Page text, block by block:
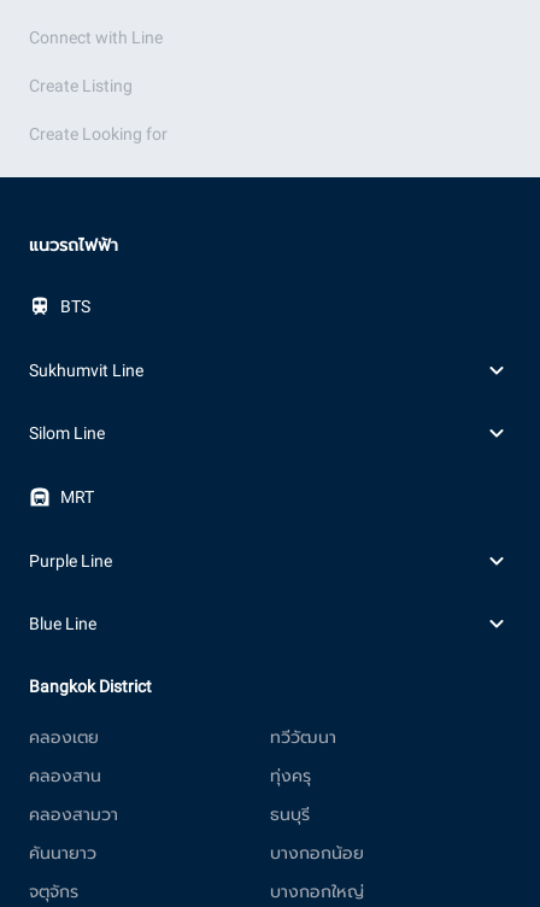
Connect with Line
Create Listing
Create Looking for
แนวรถไฟฟ้า
BTS
Sukhumvit Line
Silom Line
MRT
Purple Line
Blue Line
Bangkok District
คลองเตย
คลองสาน
คลองสามวา
คันนายาว
จตุจักร
ทวีวัฒนา
ทุ่งครุ
ธนบุรี
บางกอกน้อย
บางกอกใหญ่